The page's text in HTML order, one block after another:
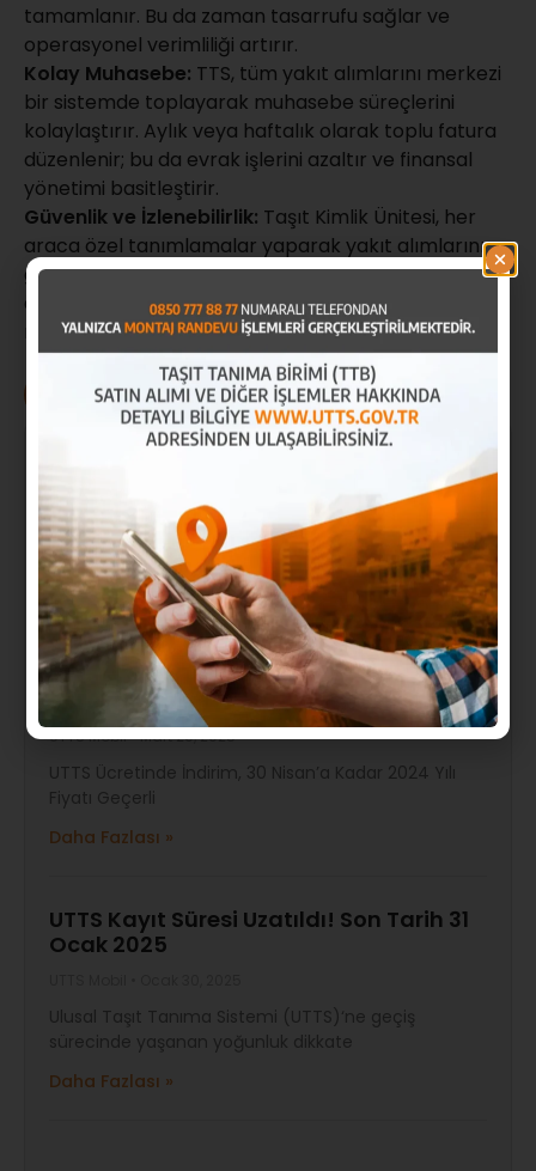
tamamlanır. Bu da zaman tasarrufu sağlar ve
operasyonel verimliliği artırır.
Kolay Muhasebe: TTS, tüm yakıt alımlarını merkezi
bir sistemde toplayarak muhasebe süreçlerini
kolaylaştırır. Aylık veya haftalık olarak toplu fatura
düzenlenir; bu da evrak işlerini azaltır ve finansal
yönetimi basitleştirir.
Güvenlik ve İzlenebilirlik: Taşıt Kimlik Ünitesi, her
araca özel tanımlamalar yaparak yakıt alımlarını
güvence altına alır. Aynı zamanda, tüm yakıt
alımları izlenebilir hale gelir ve bu da hırsızlık gibi
riskleri minimize eder.
UTTS Mobil
Bireysel Araçlarda UTTS Taktırma
UTTS Mobil Mart 29, 2025
Ulusal Taşıt Tanıma Sistemi (UTTS) kapsamındaki
düzenlemede yeni bir güncellemeye
Daha Fazlası »
UTTS Ücretinde İndirime Gidildi!
UTTS Mobil Mart 29, 2025
UTTS Ücretinde İndirim, 30 Nisan’a Kadar 2024 Yılı
Fiyatı Geçerli
Daha Fazlası »
UTTS Kayıt Süresi Uzatıldı! Son Tarih 31
Ocak 2025
Ulusal Taşıt Tanıma Sistemi (UTTS)‘ne geçiş
sürecinde yaşanan yoğunluk dikkate
Daha Fazlası »